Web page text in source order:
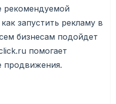
рекомендуемой
запустить рекламу в
бизнесам подойдет
помогает
продвижения.